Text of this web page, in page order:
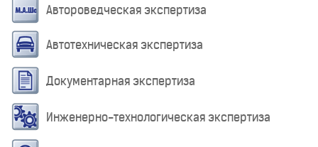
Автороведческая экспертиза
Автотехническая экспертиза
Документарная экспертиза
Инженерно-технологическая экспертиза